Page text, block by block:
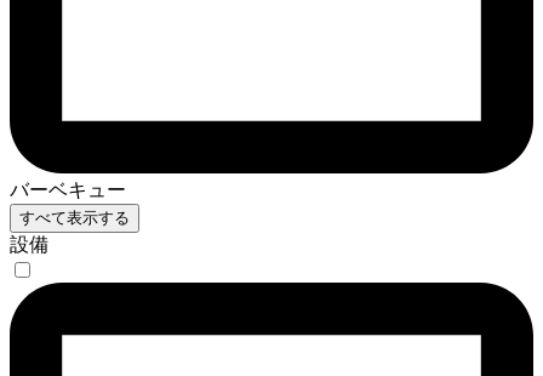
バーベキュー
すべて表示する
設備